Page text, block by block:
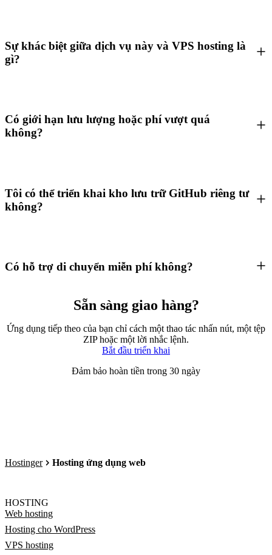
Sự khác biệt giữa dịch vụ này và VPS hosting là
gì?
Có giới hạn lưu lượng hoặc phí vượt quá
không?
Tôi có thể triển khai kho lưu trữ GitHub riêng tư
không?
Có hỗ trợ di chuyển miễn phí không?
Sẵn sàng giao hàng?
Ứng dụng tiếp theo của bạn chỉ cách một thao tác nhấn nút, một tệp
ZIP hoặc một lời nhắc lệnh.
Bắt đầu triển khai
Đảm bảo hoàn tiền trong 30 ngày
Hostinger Hosting ứng dụng web
HOSTING
Web hosting
Hosting cho WordPress
VPS hosting